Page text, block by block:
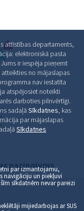
paziņojums
attīstības departaments,
elektroniskā pasta
ir iespēja pieņemt
no mājaslapas
nav iestatīta
atspējosiet noteikti
darboties pilnvērtīgi.
sadaļā Sīkdatnes, kas
par mājaslapas
Sīkdatnes
par izmantojamu,
navigāciju un piekļuvi
sīkdatnēm nevar pareizi
mijiedarbojas ar SUS